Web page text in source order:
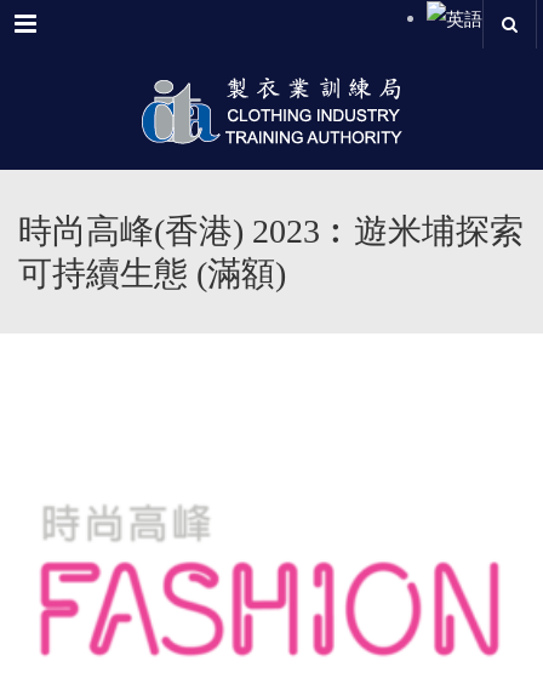
Menu
時尚高峰(香港) 2023︰遊米埔探索
可持續生態 (滿額)